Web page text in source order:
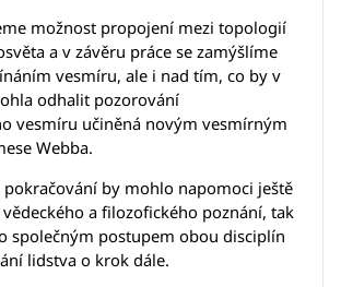
možnost propojení mezi topologií
a v závěru práce se zamýšlíme
vesmíru, ale i nad tím, co by v
odhalit pozorování
vesmíru učiněná novým vesmírným
Webba.
by mohlo napomoci ještě
a filozofického poznání, tak
společným postupem obou disciplín
lidstva o krok dále.